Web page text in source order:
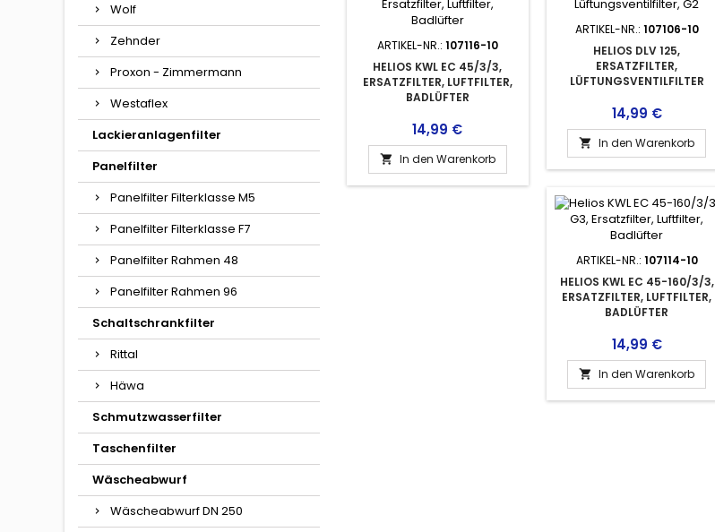
Wolf
Zehnder
Proxon - Zimmermann
Westaflex
Lackieranlagenfilter
Panelfilter
Panelfilter Filterklasse M5
Panelfilter Filterklasse F7
Panelfilter Rahmen 48
Panelfilter Rahmen 96
Schaltschrankfilter
Rittal
Häwa
Schmutzwasserfilter
Taschenfilter
Wäscheabwurf
Wäscheabwurf DN 250
ARTIKEL-NR.: 107116-10
HELIOS KWL EC 45/3/3,
ERSATZFILTER, LUFTFILTER,
BADLÜFTER
Preis
14,99 €
 In den Warenkorb
ARTIKEL-NR.: 107106-10
HELIOS DLV 125,
ERSATZFILTER,
LÜFTUNGSVENTILFILTER
Preis
14,99 €
 In den Warenkorb
ARTIKEL-NR.: 107114-10
HELIOS KWL EC 45-160/3/3,
ERSATZFILTER, LUFTFILTER,
BADLÜFTER
Preis
14,99 €
 In den Warenkorb